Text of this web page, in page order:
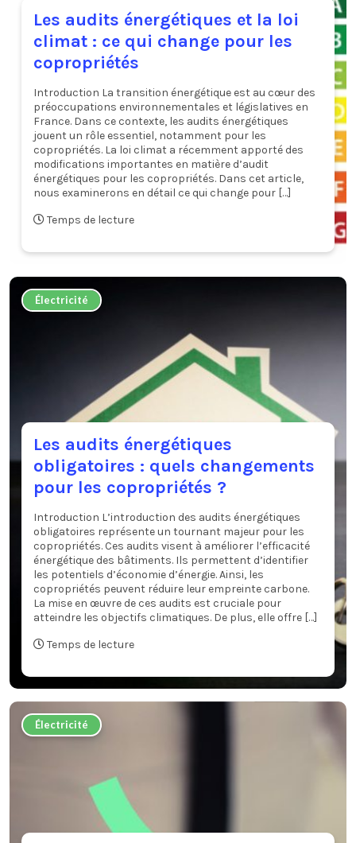
Les audits énergétiques et la loi
climat : ce qui change pour les
copropriétés
Introduction La transition énergétique est au cœur des
préoccupations environnementales et législatives en
France. Dans ce contexte, les audits énergétiques
jouent un rôle essentiel, notamment pour les
copropriétés. La loi climat a récemment apporté des
modifications importantes en matière d’audit
énergétiques pour les copropriétés. Dans cet article,
nous examinerons en détail ce qui change pour […]
Temps de lecture
Électricité
Les audits énergétiques
obligatoires : quels changements
pour les copropriétés ?
Introduction L’introduction des audits énergétiques
obligatoires représente un tournant majeur pour les
copropriétés. Ces audits visent à améliorer l’efficacité
énergétique des bâtiments. Ils permettent d’identifier
les potentiels d’économie d’énergie. Ainsi, les
copropriétés peuvent réduire leur empreinte carbone.
La mise en œuvre de ces audits est cruciale pour
atteindre les objectifs climatiques. De plus, elle offre […]
Temps de lecture
Électricité